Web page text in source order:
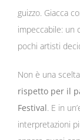
guizzo. Giacca
impeccabile: un
pochi artisti
Non è una
rispetto per il
Festival . E in
interpretazioni